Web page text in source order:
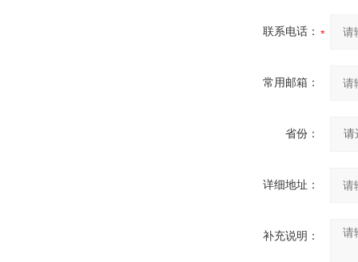
联系电话：
常用邮箱：
省份：
详细地址：
补充说明：